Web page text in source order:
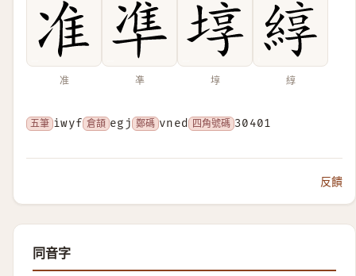
准 凖 埻 綧
五筆 iwyf 倉頡 egj 鄭碼 vned 四角號碼 30401
反饋
同音字